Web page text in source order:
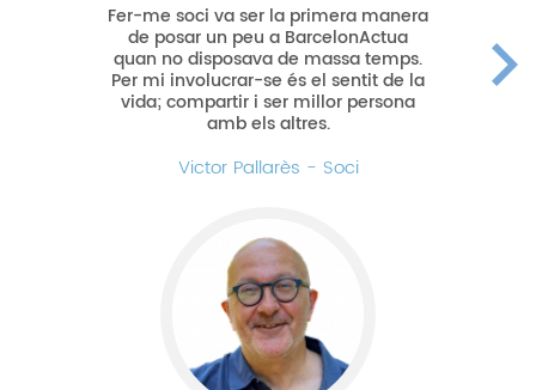
Barcelonactua és una entitat única i
irrepetible, que uneix la ciutat per,
amb cada petit gest de suport,
transformar la realitat i construir un
món més humà. Es un orgull formar-
ne part des de l'inici.
Teresa Pinto - Sòcia